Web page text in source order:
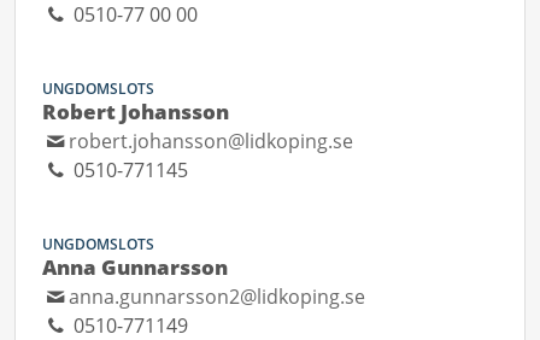
0510-77 00 00
UNGDOMSLOTS
Robert Johansson
robert.johansson@lidkoping.se
0510-771145
UNGDOMSLOTS
Anna Gunnarsson
anna.gunnarsson2@lidkoping.se
0510-771149